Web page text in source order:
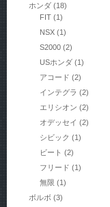
ホンダ(18)
FIT (1)
NSX (1)
S2000 (2)
USホンダ (1)
アコード (2)
インテグラ (2)
エリシオン (2)
オデッセイ (2)
シビック (1)
ビート (2)
フリード (1)
無限 (1)
ボルボ (3)